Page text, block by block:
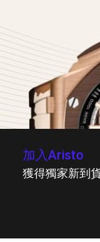
加入Aristo
獲得獨家新到